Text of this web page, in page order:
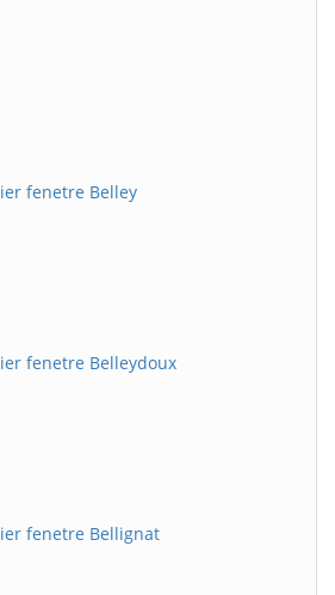
fenetre Belley
fenetre Belleydoux
fenetre Bellignat